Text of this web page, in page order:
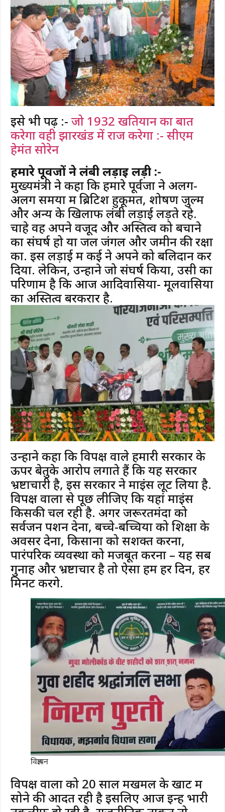
इसे भी पढ़ें :- जो 1932 खतियान का बात
करेगा वही झारखंड में राज करेगा :- सीएम
हेमंत सोरेन
हमारे पूर्वजों ने लंबी लड़ाई लड़ी :-
मुख्यमंत्री ने कहा कि हमारे पूर्वजों ने अलग-
अलग समयों में ब्रिटिश हुकूमत, शोषण जुल्म
और अन्य के खिलाफ लंबी लड़ाई लड़ते रहे.
चाहे वह अपने वजूद और अस्तित्व को बचाने
का संघर्ष हो या जल जंगल और जमीन की रक्षा
का. इस लड़ाई में कई ने अपने को बलिदान कर
दिया. लेकिन, उन्होंने जो संघर्ष किया, उसी का
परिणाम है कि आज आदिवासियों- मूलवासियों
का अस्तित्व बरकरार है.
उन्होंने कहा कि विपक्ष वाले हमारी सरकार के
ऊपर बेतुके आरोप लगाते हैं कि यह सरकार
भ्रष्टाचारी है, इस सरकार ने माइंस लूट लिया है.
विपक्ष वालों से पूछ लीजिए कि यहां माइंस
किसकी चल रही है. अगर जरूरतमंदों को
सर्वजन पेंशन देना, बच्चे-बच्चियों को शिक्षा के
अवसर देना, किसानों को सशक्त करना,
पारंपरिक व्यवस्था को मजबूत करना – यह सब
गुनाह और भ्रष्टाचार है तो ऐसा हम हर दिन, हर
मिनट करेंगे.
विज्ञापन
विपक्ष वालों को 20 साल मखमल के खाट में
सोने की आदत रही है इसलिए आज इन्हें भारी